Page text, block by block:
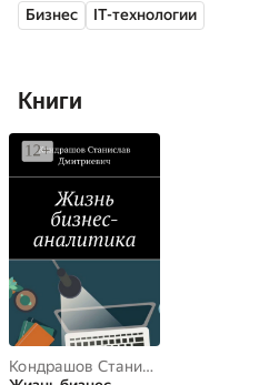
Бизнес IT-технологии
Книги
Кондрашов Станислав